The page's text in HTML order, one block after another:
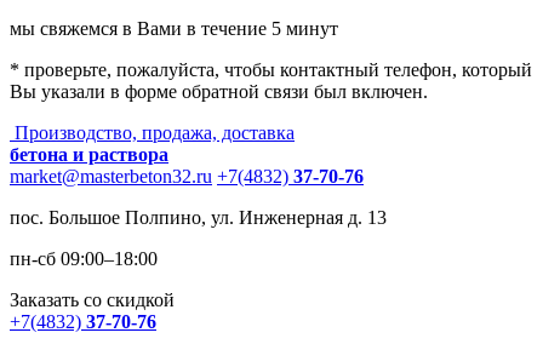
мы свяжемся в Вами в течение 5 минут
* проверьте, пожалуйста, чтобы контактный телефон, который
Вы указали в форме обратной связи был включен.
Производство, продажа, доставка
бетона и раствора
market@masterbeton32.ru +7(4832) 37-70-76
пос. Большое Полпино, ул. Инженерная д. 13
пн-сб 09:00–18:00
Заказать со скидкой
+7(4832) 37-70-76